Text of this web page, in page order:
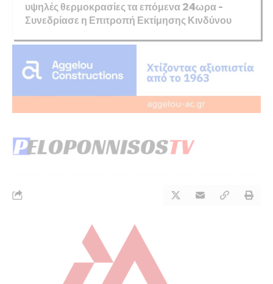
υψηλές θερμοκρασίες τα επόμενα 24ωρα –
Συνεδρίασε η Επιτροπή Εκτίμησης Κινδύνου